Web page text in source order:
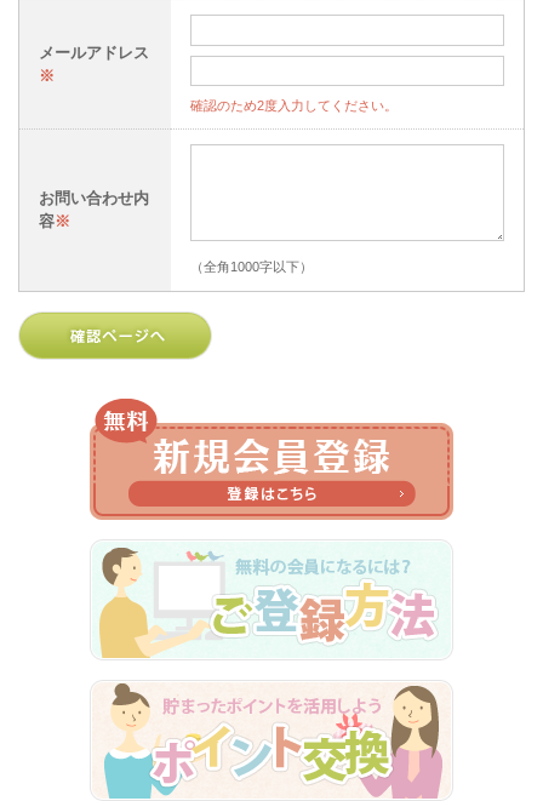
メールアドレス
※
確認のため2度入力してください。
お問い合わせ内
容※
（全角1000字以下）